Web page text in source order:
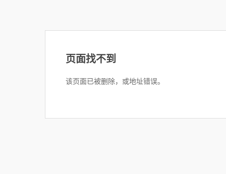
页面找不到
该页面已被删除，或地址错误。